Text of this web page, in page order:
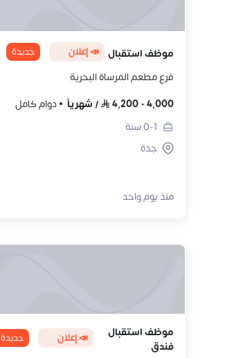
موظف استقبال 📣 إعلان جديدة
فرع مطعم المرساة البحرية
4,000
-
4,200
/ شهرياً
دوام كامل
0-1سنة
جدة
منذ يوم واحد
موظف استقبال
فندق
📣 إعلان جديدة